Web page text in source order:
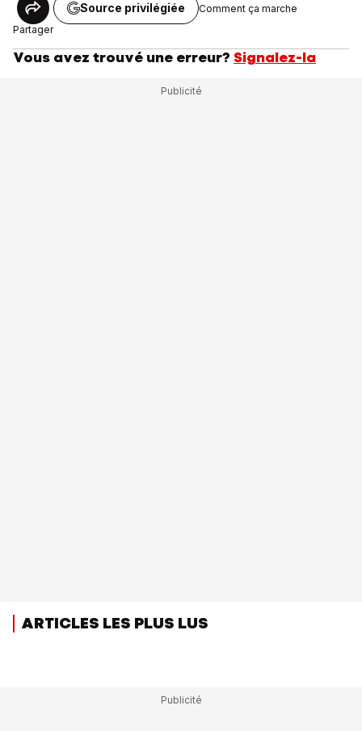
Partager
Source privilégiée Comment ça marche
Vous avez trouvé une erreur? Signalez-la
ARTICLES LES PLUS LUS